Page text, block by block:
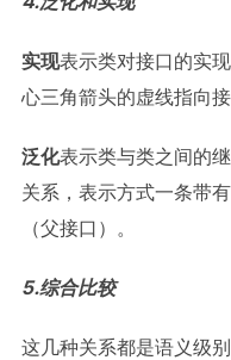
实现表示类对接口的实
心三角箭头的虚线指向接
泛化表示类与类之间的
关系，表示方式一条带
（父接口）。
5.综合比较
这几种关系都是语义级